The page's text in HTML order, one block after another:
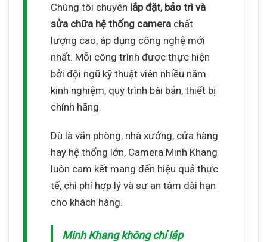
Chúng tôi chuyên lắp đặt, bảo trì và
sửa chữa hệ thống camera chất
lượng cao, áp dụng công nghệ mới
nhất. Mỗi công trình được thực hiện
bởi đội ngũ kỹ thuật viên nhiều năm
kinh nghiệm, quy trình bài bản, thiết bị
chính hãng.
Dù là văn phòng, nhà xưởng, cửa hàng
hay hệ thống lớn, Camera Minh Khang
luôn cam kết mang đến hiệu quả thực
tế, chi phí hợp lý và sự an tâm dài hạn
cho khách hàng.
Minh Khang không chỉ lắp